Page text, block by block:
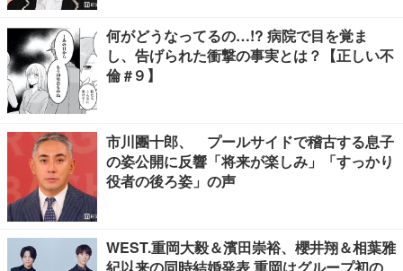
何がどうなってるの…!? 病院で目を覚ま
し、告げられた衝撃の事実とは？【正しい不
倫 #９】
市川團十郎、 プールサイドで稽古する息子
の姿公開に反響「将来が楽しみ」「すっかり
役者の後ろ姿」の声
WEST.重岡大毅＆濱田崇裕、櫻井翔＆相葉雅